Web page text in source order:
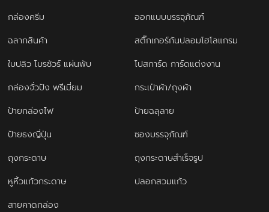
กล่องครีม
ออกแบบบรรจุภัณฑ์
ฉลากสินค้า
สติ๊กเกอร์กันปลอมโฮโลแกรม
ใบปลิว โบรชัวร์ แผ่นพับ
โปสการ์ด การ์ดแต่งงาน
กล่องจั่วปัง พรีเมี่ยม
กระเป๋าผ้า/ถุงผ้า
ป้ายกล่องไฟ
ป้ายฉลุลาย
ป้ายธงญี่ปุ่น
ซองบรรจุภัณฑ์
ถุงกระดาษ
ถุงกระดาษสำเร็จรูป
หูหิ้วแก้วกระดาษ
ปลอกสวมแก้ว
สายคาดกล่อง